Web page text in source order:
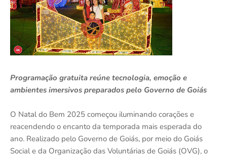
Programação gratuita reúne tecnologia, emoção e
ambientes imersivos preparados pelo Governo de Goiás
O Natal do Bem 2025 começou iluminando corações e
reacendendo o encanto da temporada mais esperada do
ano. Realizado pelo Governo de Goiás, por meio do Goiás
Social e da Organização das Voluntárias de Goiás (OVG), o